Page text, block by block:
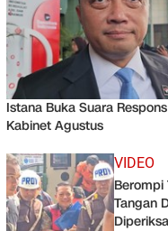
Istana Buka Suara
Kabinet Agustus
VIDEO
Berompi
Tangan